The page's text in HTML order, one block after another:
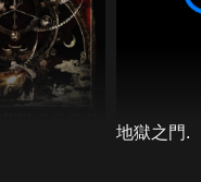
地獄之門.